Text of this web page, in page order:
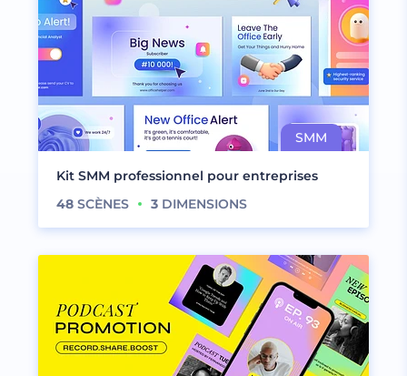
Kit SMM professionnel pour entreprises
48 SCÈNES 3 DIMENSIONS